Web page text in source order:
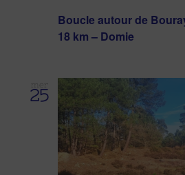
Boucle autour de
18 km – Domie
mer
25